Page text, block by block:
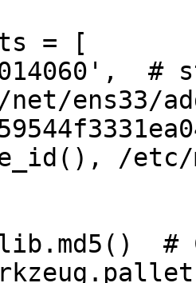
= [
ens33/
/etc/
#